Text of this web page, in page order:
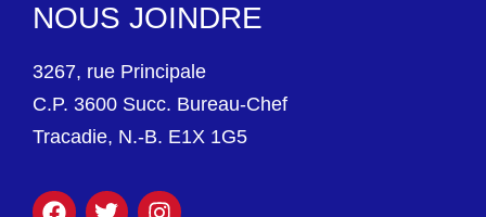
NOUS JOINDRE
3267, rue Principale
C.P. 3600 Succ. Bureau-Chef
Tracadie, N.-B. E1X 1G5